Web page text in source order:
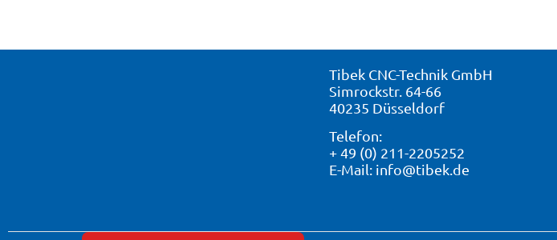
Tibek CNC-Technik GmbH
Simrockstr. 64-66
40235 Düsseldorf
Telefon:
+ 49 (0) 211-2205252
E-Mail: info@tibek.de